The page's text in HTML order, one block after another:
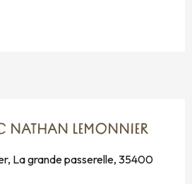
NATHAN LEMONNIER
La grande passerelle, 35400